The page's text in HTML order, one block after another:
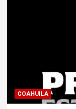
COAHUILA